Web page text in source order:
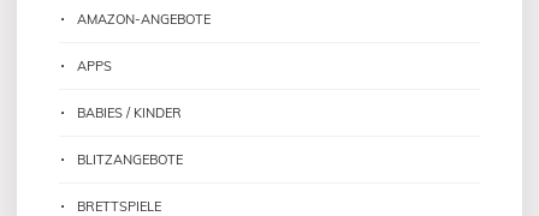
AMAZON-ANGEBOTE
APPS
BABIES / KINDER
BLITZANGEBOTE
BRETTSPIELE